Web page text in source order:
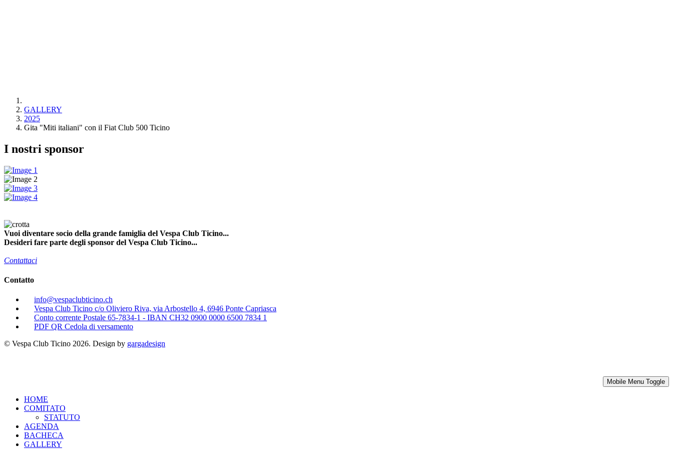
GALLERY
2025
Gita "Miti italiani" con il Fiat Club 500 Ticino
I nostri sponsor
Vuoi diventare socio della grande famiglia del Vespa Club Ticino...
Desideri fare parte degli sponsor del Vespa Club Ticino...
Contattaci
Contatto
info@vespaclubticino.ch
Vespa Club Ticino c/o Oliviero Riva, via Arbostello 4, 6946 Ponte Capriasca
Conto corrente Postale 65-7834-1 - IBAN CH32 0900 0000 6500 7834 1
PDF QR Cedola di versamento
© Vespa Club Ticino 2026. Design by gargadesign
Mobile Menu Toggle
HOME
COMITATO
STATUTO
AGENDA
BACHECA
GALLERY